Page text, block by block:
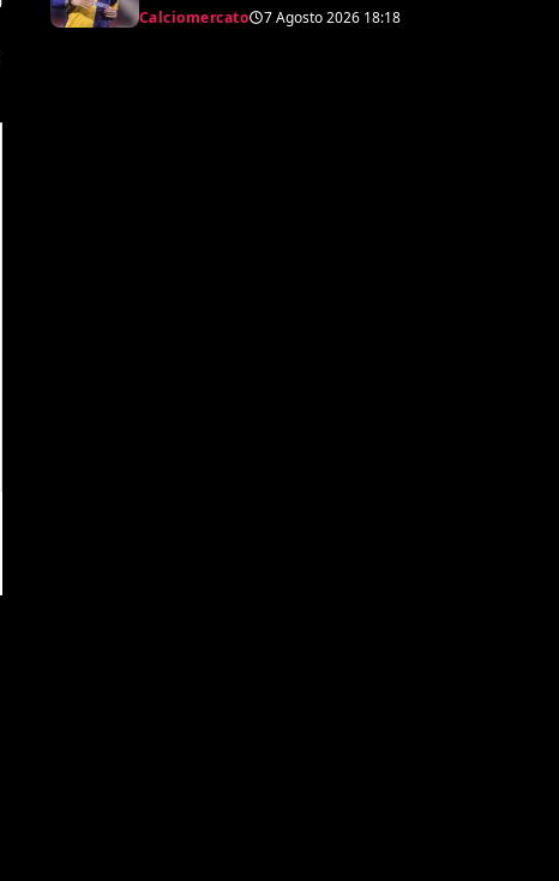
Calciomercato 7 Agosto 2026 18:18